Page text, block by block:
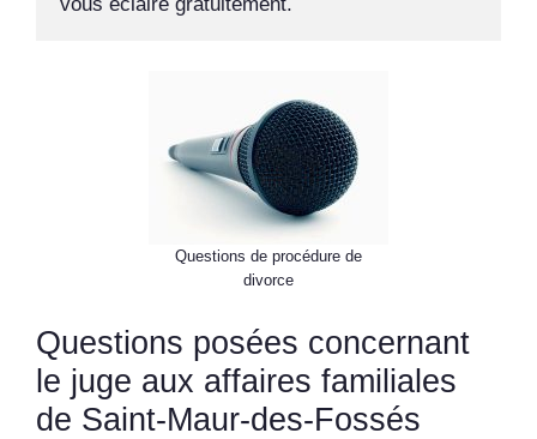
Questions de procédure de
divorce
Questions posées concernant
le juge aux affaires familiales
de Saint-Maur-des-Fossés